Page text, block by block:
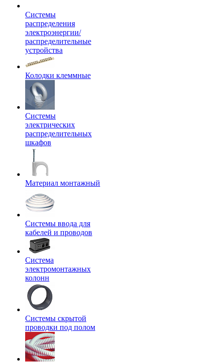
Системы
распределения
электроэнергии/
распределительные
устройства
Колодки клеммные
Системы
электрических
распределительных
шкафов
Материал монтажный
Системы ввода для
кабелей и проводов
Система
электромонтажных
колонн
Системы скрытой
проводки под полом